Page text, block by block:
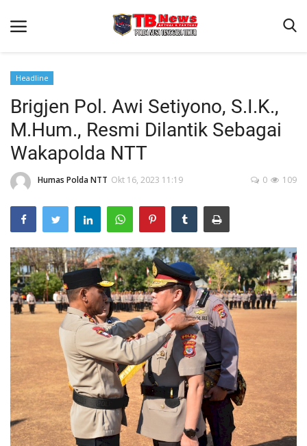
Beranda
Binkam
Terms & Conditions
Reskrim
Lantas
Polisi Kita
Mitra Polisi
Giat Ops
Link Polda NTT
Headline
Brigjen Pol. Awi Setiyono, S.I.K.,
M.Hum., Resmi Dilantik Sebagai
Wakapolda NTT
Humas Polda NTT Okt 16, 2023 11:19 109
0